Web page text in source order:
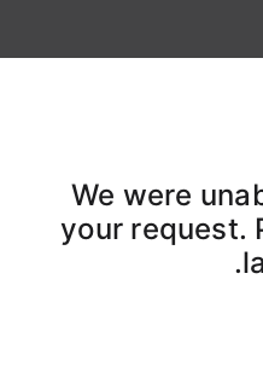
We were
your request.